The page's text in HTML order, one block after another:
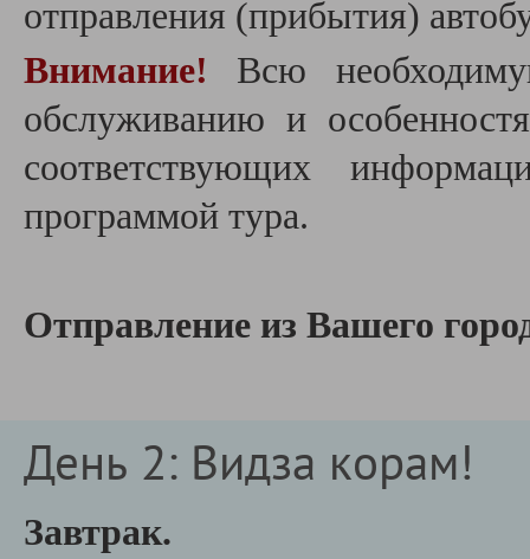
отправления (прибытия)
Внимание! Всю
обслуживанию и
соответствующих
программой тура.
Отправление из Вашего
День 2: Видза корам!
Завтрак.